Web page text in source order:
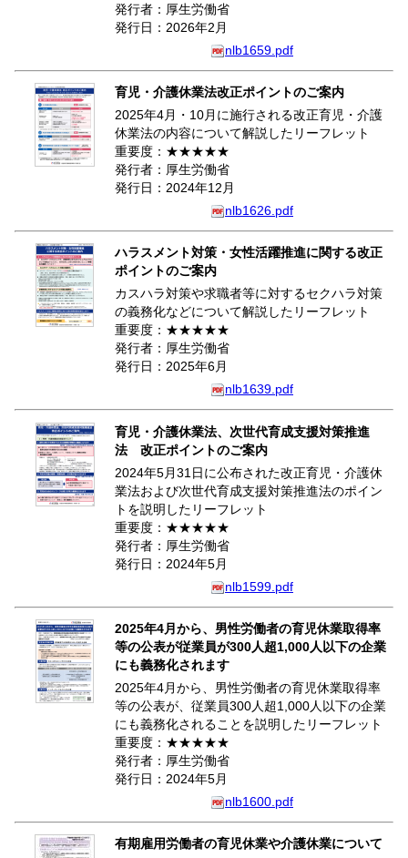
発行者：厚生労働省
発行日：2026年2月
nlb1659.pdf
育児・介護休業法改正ポイントのご案内
2025年4月・10月に施行される改正育児・介護
休業法の内容について解説したリーフレット
重要度：★★★★★
発行者：厚生労働省
発行日：2024年12月
nlb1626.pdf
ハラスメント対策・女性活躍推進に関する改正
ポイントのご案内
カスハラ対策や求職者等に対するセクハラ対策
の義務化などについて解説したリーフレット
重要度：★★★★★
発行者：厚生労働省
発行日：2025年6月
nlb1639.pdf
育児・介護休業法、次世代育成支援対策推進
法 改正ポイントのご案内
2024年5月31日に公布された改正育児・介護休
業法および次世代育成支援対策推進法のポイン
トを説明したリーフレット
重要度：★★★★★
発行者：厚生労働省
発行日：2024年5月
nlb1599.pdf
2025年4月から、男性労働者の育児休業取得率
等の公表が従業員が300人超1,000人以下の企業
にも義務化されます
2025年4月から、男性労働者の育児休業取得率
等の公表が、従業員300人超1,000人以下の企業
にも義務化されることを説明したリーフレット
重要度：★★★★★
発行者：厚生労働省
発行日：2024年5月
nlb1600.pdf
有期雇用労働者の育児休業や介護休業について